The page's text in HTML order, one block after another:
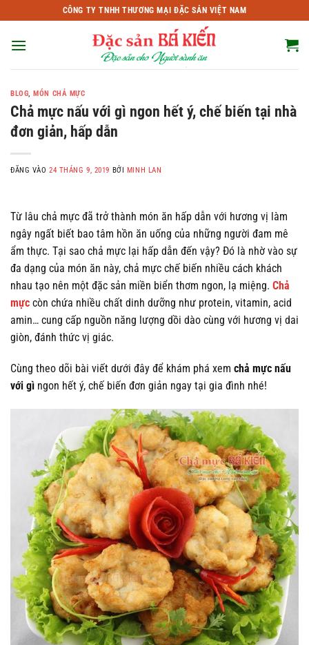
qua
nội
CÔNG TY TNHH THƯƠNG MẠI ĐẶC SẢN VIỆT NAM
BLOG,MÓN CHẢ MỰC
Chả mực nấu với gì ngon hết ý, chế biến tại nhà
đơn giản, hấp dẫn
ĐĂNG VÀO24 THÁNG 9, 2019 BỞI MINH LAN
Từ lâu chả mực đã trở thành món ăn hấp dẫn với hương vị làm
ngây ngất biết bao tâm hồn ăn uống của những người đam mê
ẩm thực. Tại sao chả mực lại hấp dẫn đến vậy? Đó là nhờ vào sự
đa dạng của món ăn này, chả mực chế biến nhiều cách khách
nhau tạo nên một đặc sản miền biển thơm ngon, lạ miệng. Chả
mực còn chứa nhiều chất dinh dưỡng như protein, vitamin, acid
amin… cung cấp nguồn năng lượng dồi dào cùng với hương vị dai
giòn, đánh thức vị giác.
Cùng theo dõi bài viết dưới đây để khám phá xem chả mực nấu
với gì ngon hết ý, chế biến đơn giản ngay tại gia đình nhé!